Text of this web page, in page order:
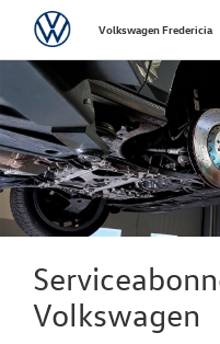
VolkswagenVolkswagen Fredericia
Volkswagen